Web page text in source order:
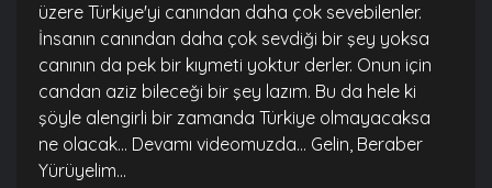
üzere Türkiye'yi canından daha çok sevebilenler.
İnsanın canından daha çok sevdiği bir şey yoksa
canının da pek bir kıymeti yoktur derler. Onun için
candan aziz bileceği bir şey lazım. Bu da hele ki
şöyle alengirli bir zamanda Türkiye olmayacaksa
ne olacak... Devamı videomuzda… Gelin, Beraber
Yürüyelim...